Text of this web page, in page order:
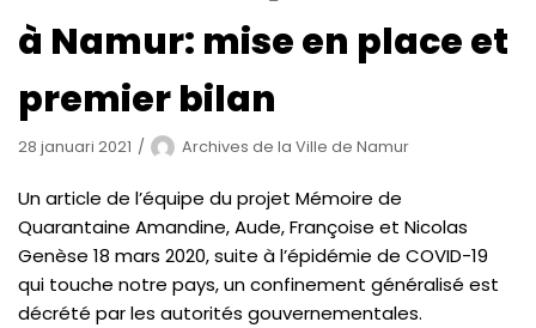
à Namur: mise en place et
premier bilan
28 januari 2021 Archives de la Ville de Namur
Un article de l’équipe du projet Mémoire de
Quarantaine Amandine, Aude, Françoise et Nicolas
Genèse 18 mars 2020, suite à l’épidémie de COVID-19
qui touche notre pays, un confinement généralisé est
décrété par les autorités gouvernementales.